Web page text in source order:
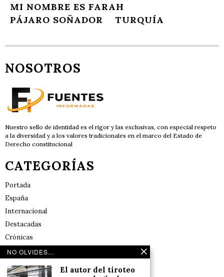
MI NOMBRE ES FARAH
PÁJARO SOÑADOR
TURQUÍA
NOSOTROS
Nuestro sello de identidad es el rigor y las exclusivas, con especial respeto
a la diversidad y a los valores tradicionales en el marco del Estado de
Derecho constitucional
CATEGORÍAS
Portada
España
Internacional
Destacadas
Crónicas
Noticias de deportes en España
NO OLVIDES...
El autor del tiroteo